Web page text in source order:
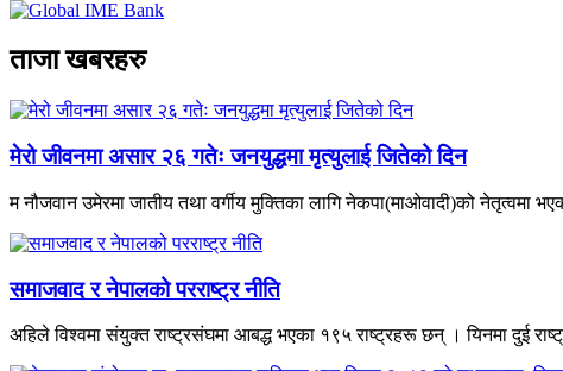
ताजा खबरहरु
मेरो जीवनमा असार २६ गतेः जनयुद्धमा मृत्युलाई जितेको दिन
म नौजवान उमेरमा जातीय तथा वर्गीय मुक्तिका लागि नेकपा(माओवादी)को नेतृत्वमा
समाजवाद र नेपालको परराष्ट्र नीति
अहिले विश्वमा संयुक्त राष्ट्रसंघमा आबद्ध भएका १९५ राष्ट्रहरू छन् । यिनमा दुई